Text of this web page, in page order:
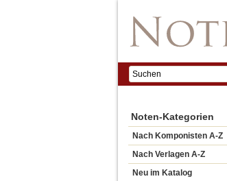
Noten-Kategorien
Nach Komponisten A-Z
Nach Verlagen A-Z
Neu im Katalog